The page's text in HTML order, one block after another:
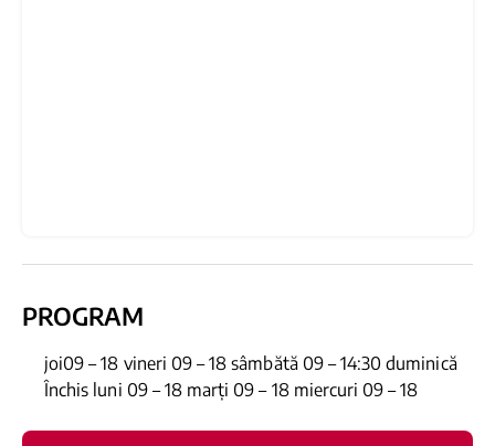
PROGRAM
joi09 – 18 vineri 09 – 18 sâmbătă 09 – 14:30 duminică
Închis luni 09 – 18 marți 09 – 18 miercuri 09 – 18